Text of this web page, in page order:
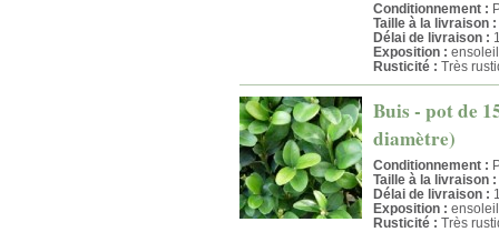
Conditionnement :
Taille à la livraison :
Délai de livraison :
Exposition :
Rusticité : Très
Buis - pot de
diamètre)
Conditionnement :
Taille à la livraison :
Délai de livraison :
Exposition :
Rusticité : Très